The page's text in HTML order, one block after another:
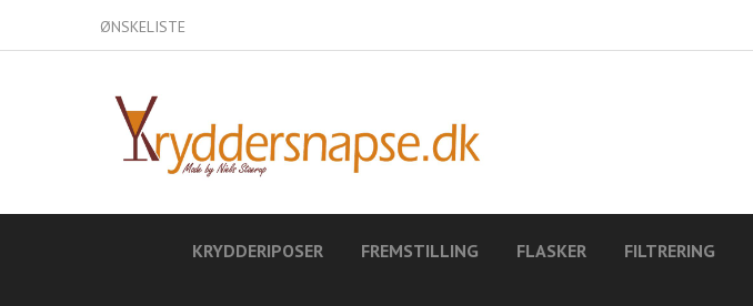
ØNSKELISTE
KRYDDERIPOSER FREMSTILLING FLASKER FILTRERING